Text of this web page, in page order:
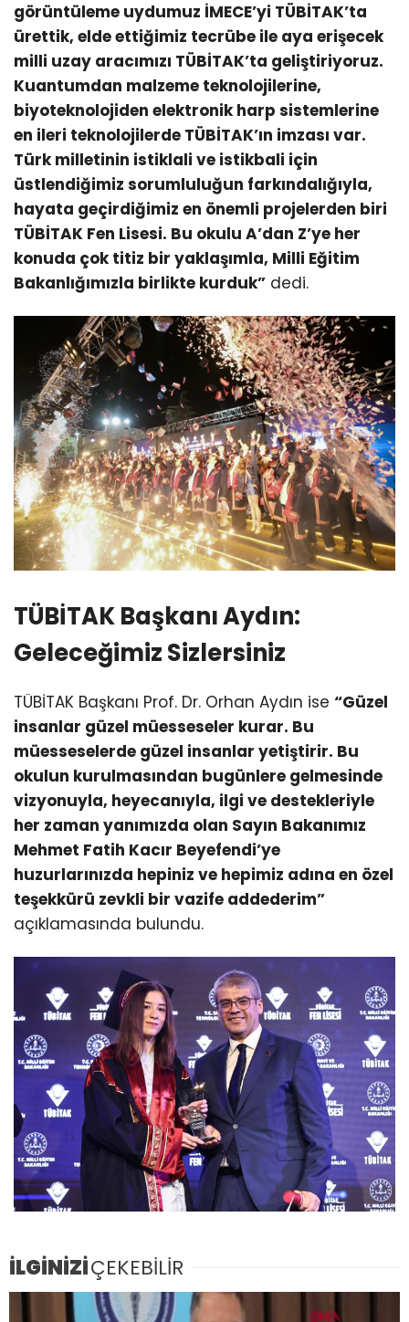
görüntüleme uydumuz İMECE’yi TÜBİTAK’ta
ürettik, elde ettiğimiz tecrübe ile aya erişecek
milli uzay aracımızı TÜBİTAK’ta geliştiriyoruz.
Kuantumdan malzeme teknolojilerine,
biyoteknolojiden elektronik harp sistemlerine
en ileri teknolojilerde TÜBİTAK’ın imzası var.
Türk milletinin istiklali ve istikbali için
üstlendiğimiz sorumluluğun farkındalığıyla,
hayata geçirdiğimiz en önemli projelerden biri
TÜBİTAK Fen Lisesi. Bu okulu A’dan Z’ye her
konuda çok titiz bir yaklaşımla, Milli Eğitim
Bakanlığımızla birlikte kurduk” dedi.
TÜBİTAK Başkanı Aydın:
Geleceğimiz Sizlersiniz
TÜBİTAK Başkanı Prof. Dr. Orhan Aydın ise “Güzel
insanlar güzel müesseseler kurar. Bu
müesseselerde güzel insanlar yetiştirir. Bu
okulun kurulmasından bugünlere gelmesinde
vizyonuyla, heyecanıyla, ilgi ve destekleriyle
her zaman yanımızda olan Sayın Bakanımız
Mehmet Fatih Kacır Beyefendi’ye
huzurlarınızda hepiniz ve hepimiz adına en özel
teşekkürü zevkli bir vazife addederim”
açıklamasında bulundu.
İLGİNİZİÇEKEBİLİR